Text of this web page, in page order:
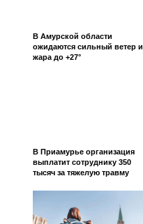
В Амурской области
ожидаются сильный ветер и
жара до +27°
В Приамурье организация
выплатит сотруднику 350
тысяч за тяжелую травму